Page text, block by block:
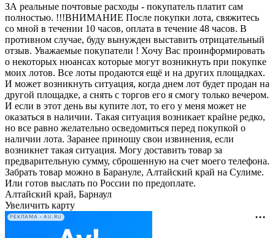
ЗА реальные почтовые расходы - покупатель платит сам
полностью. !!!ВНИМАНИЕ После покупки лота, свяжитесь
со мной в течении 10 часов, оплата в течение 48 часов. В
противном случае, буду вынужден выставить отрицательный
отзыв. Уважаемые покупатели ! Хочу Вас проинформировать
о некоторых нюансах которые могут возникнуть при покупке
моих лотов. Все лоты продаются ещё и на других площадках.
И может возникнуть ситуация, когда днем лот будет продан на
другой площадке, а снять с торгов его я смогу только вечером.
И если в этот день вы купите лот, то его у меня может не
оказаться в наличии. Такая ситуация возникает крайне редко,
но все равно желательно осведомиться перед покупкой о
наличии лота. Заранее приношу свои извинения, если
возникнет такая ситуация. Могу доставить товар за
предварительную сумму, сброшенную на счет моего телефона.
Забрать товар можно в Барануле, Алтайский край на Сулиме.
Или готов выслать по России по предоплате.
Алтайский край, Барнаул
Увеличить карту
РЕКЛАМА • AU.RU